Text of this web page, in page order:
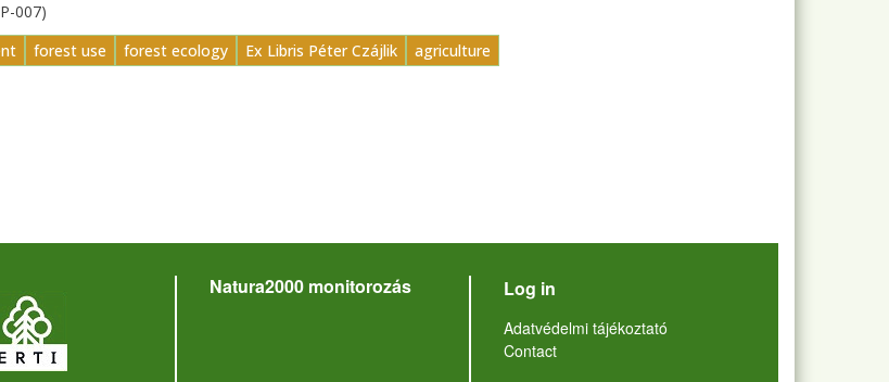
007)
forest use forest ecology Ex Libris Péter Czájlik
agriculture
Natura2000 monitorozás User account menu
Log in
Lábléc
Adatvédelmi tájékoztató
Contact